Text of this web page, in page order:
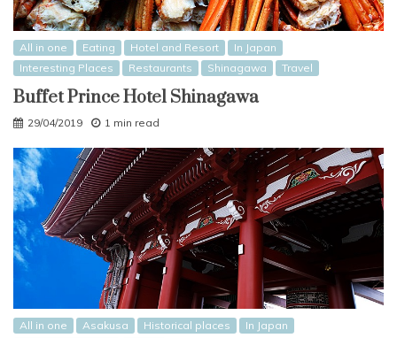
All in one Eating Hotel and Resort
In Japan
Interesting Places
Restaurants Shinagawa Travel
Buffet Prince Hotel Shinagawa
29/04/2019 1 min read
All in one Asakusa Historical places
In Japan